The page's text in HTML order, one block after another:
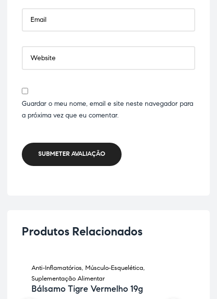
Guardar o meu nome, email e site neste navegador para
a próxima vez que eu comentar.
SUBMETER AVALIAÇÃO
Produtos Relacionados
Anti-Inflamatórios, Músculo-Esquelética,
Suplementação Alimentar
Bálsamo Tigre Vermelho 19g